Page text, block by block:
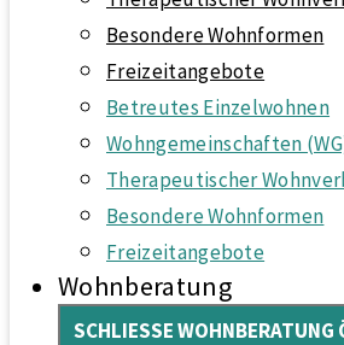
Besondere Wohnformen
Freizeitangebote
Betreutes Einzelwohnen
Wohngemeinschaften
Therapeutischer
Besondere Wohnformen
Freizeitangebote
Wohnberatung
SCHLIESSE WOHNBERATUNG